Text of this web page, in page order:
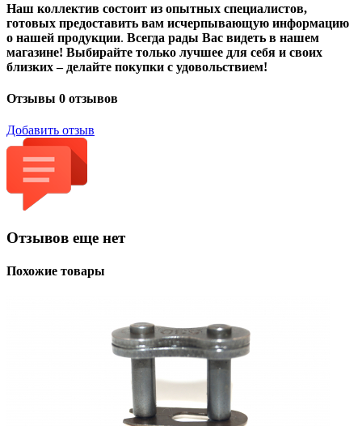
Наш коллектив состоит из опытных специалистов,
готовых предоставить вам исчерпывающую информацию
о нашей продукции. Всегда рады Вас видеть в нашем
магазине! Выбирайте только лучшее для себя и своих
близких – делайте покупки с удовольствием!
Отзывы 0 отзывов
Добавить отзыв
Отзывов еще нет
Похожие товары